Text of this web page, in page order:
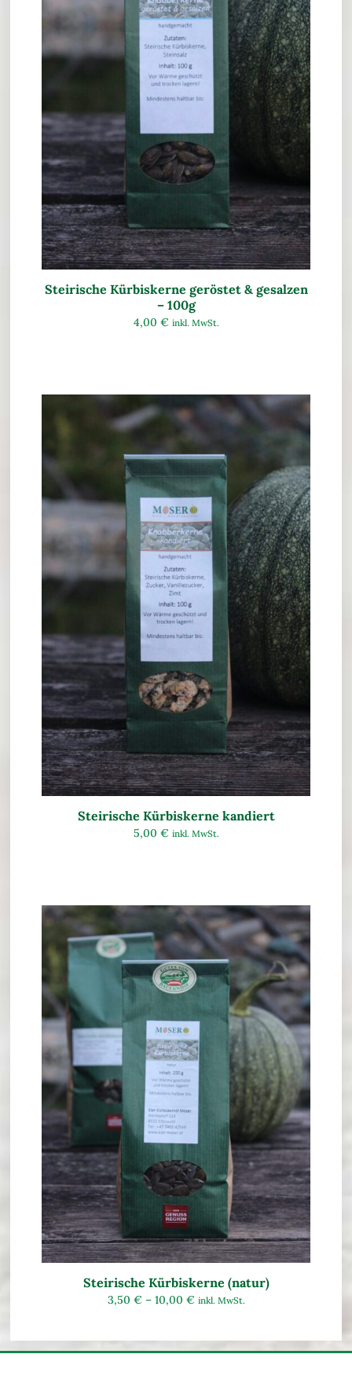
Steirische Kürbiskerne geröstet & gesalzen
– 100g
4,00 € inkl. MwSt.
Steirische Kürbiskerne kandiert
5,00 € inkl. MwSt.
Steirische Kürbiskerne (natur)
3,50 € – 10,00 € inkl. MwSt.